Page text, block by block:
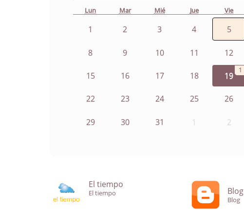
Lun Mar Mié Jue Vie
1 2 3 4 5
8 9 10 11 12
15 16 17 18 19
1
22 23 24 25 26
29 30 31 1 2
El tiempo
El tiempo Blog
Blog